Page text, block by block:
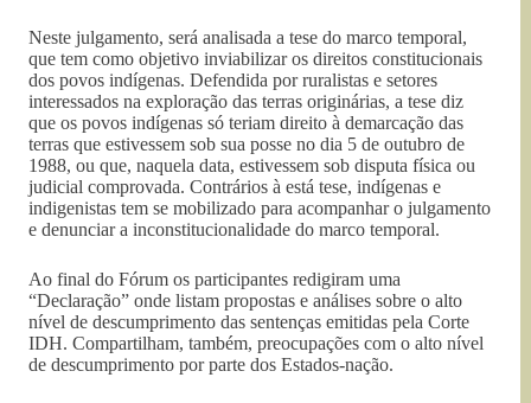
Neste julgamento, será analisada a tese do marco temporal,
que tem como objetivo inviabilizar os direitos constitucionais
dos povos indígenas. Defendida por ruralistas e setores
interessados na exploração das terras originárias, a tese diz
que os povos indígenas só teriam direito à demarcação das
terras que estivessem sob sua posse no dia 5 de outubro de
1988, ou que, naquela data, estivessem sob disputa física ou
judicial comprovada. Contrários à está tese, indígenas e
indigenistas tem se mobilizado para acompanhar o julgamento
e denunciar a inconstitucionalidade do marco temporal.
Ao final do Fórum os participantes redigiram uma
“Declaração” onde listam propostas e análises sobre o alto
nível de descumprimento das sentenças emitidas pela Corte
IDH. Compartilham, também, preocupações com o alto nível
de descumprimento por parte dos Estados-nação.